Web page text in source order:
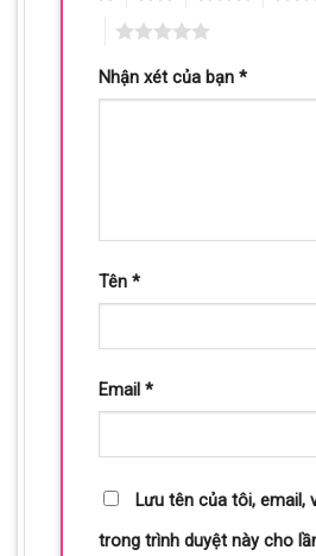
Nhận xét của bạn *
Tên *
Email *
Lưu tên của tôi, email,
trong trình duyệt này cho